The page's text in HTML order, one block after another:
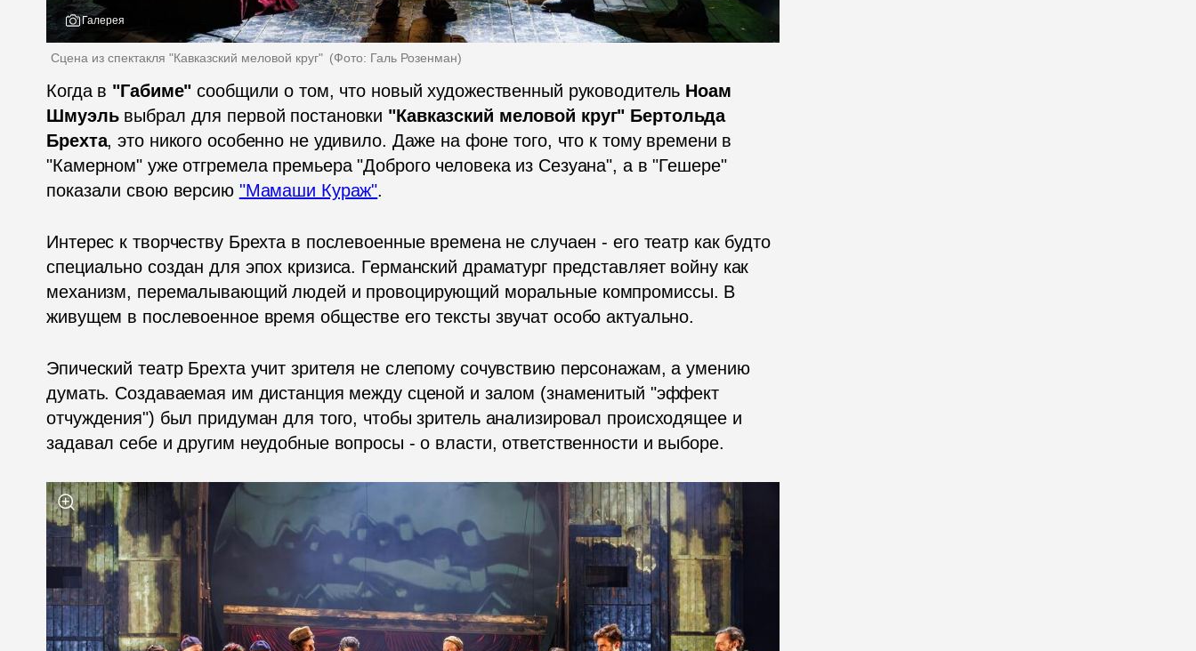
Галерея
Сцена из спектакля "Кавказский меловой круг" (Фото: Галь Розенман)
Когда в "Габиме" сообщили о том, что новый художественный руководитель Ноам
Шмуэль выбрал для первой постановки "Кавказский меловой круг" Бертольда
Брехта, это никого особенно не удивило. Даже на фоне того, что к тому времени в
"Камерном" уже отгремела премьера "Доброго человека из Сезуана", а в "Гешере"
показали свою версию "Мамаши Кураж".
Интерес к творчеству Брехта в послевоенные времена не случаен - его театр как будто
специально создан для эпох кризиса. Германский драматург представляет войну как
механизм, перемалывающий людей и провоцирующий моральные компромиссы. В
живущем в послевоенное время обществе его тексты звучат особо актуально.
Эпический театр Брехта учит зрителя не слепому сочувствию персонажам, а умению
думать. Создаваемая им дистанция между сценой и залом (знаменитый "эффект
отчуждения") был придуман для того, чтобы зритель анализировал происходящее и
задавал себе и другим неудобные вопросы - о власти, ответственности и выборе.